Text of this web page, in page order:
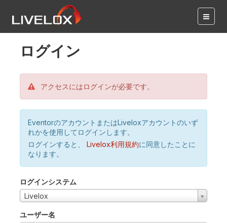
ログイン
アクセスにはログインが必要です。
EventorのアカウントまたはLiveloxアカウントのいず
れかを使用してログインします。
ログインすると、
Livelox利用規約に同意したことに
なります。
ログインシステム
Livelox
ユーザー名